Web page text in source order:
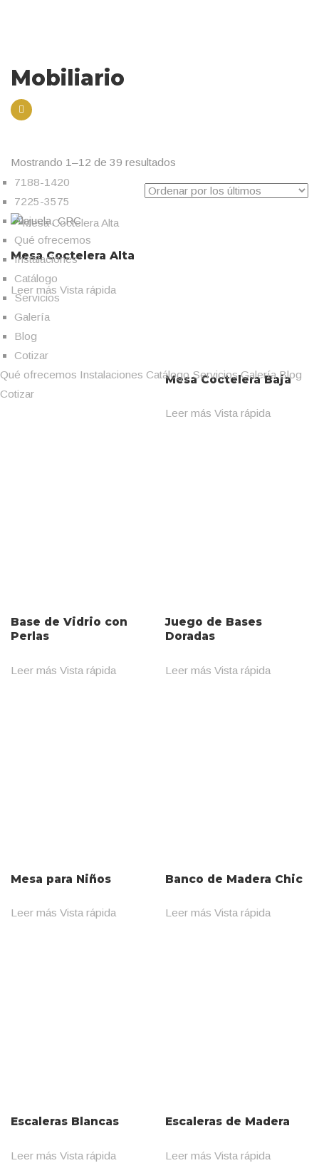
7188-1420
7225-3575
Alajuela, CRC
Qué ofrecemos
Instalaciones
Catálogo
Servicios
Galería
Blog
Cotizar
Qué ofrecemos Instalaciones Catálogo Servicios Galería Blog
Cotizar
Mobiliario
Mostrando 1–12 de 39 resultados
Ordenado
por
los
últimos
Mesa Coctelera Alta
Leer más Vista rápida
Mesa Coctelera Baja
Leer más Vista rápida
Base de Vidrio con
Perlas
Leer más Vista rápida
Juego de Bases
Doradas
Leer más Vista rápida
Mesa para Niños
Leer más Vista rápida
Banco de Madera Chic
Leer más Vista rápida
Escaleras Blancas
Leer más Vista rápida
Escaleras de Madera
Leer más Vista rápida